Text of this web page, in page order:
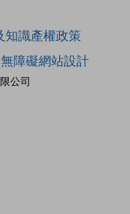
公司
知識產權政策
無障礙網站設計